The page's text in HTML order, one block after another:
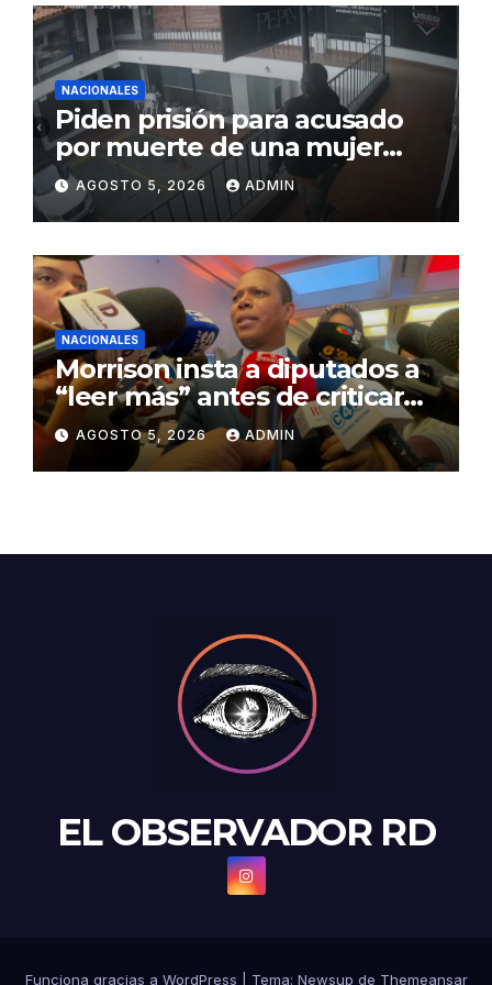
NACIONALES
Piden prisión para acusado
por muerte de una mujer
durante intento de robo en
plaza comercial en Piantini
AGOSTO 5, 2026 ADMIN
NACIONALES
Morrison insta a diputados a
“leer más” antes de criticar
préstamo para seguridad vial
AGOSTO 5, 2026 ADMIN
EL OBSERVADOR RD
Funciona gracias a WordPress Tema: Newsup de Themeansar